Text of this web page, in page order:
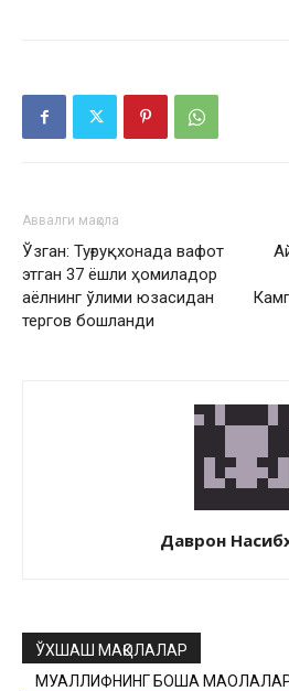
Аввалги мақола
Ўзган: Туғруқхонада вафот
этган 37 ёшли ҳомиладор
аёлнинг ўлими юзасидан
тергов бошланди
Даврон
ЎХШАШ МАҚОЛАЛАР
МУАЛЛИФНИНГ БОШҚА